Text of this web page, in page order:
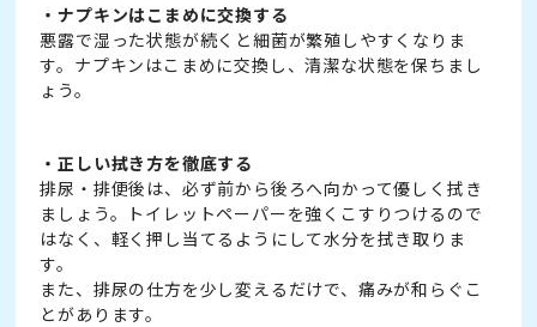
・ナプキンはこまめに交換する
悪露で湿った状態が続くと細菌が繁殖しやすくなりま
す。ナプキンはこまめに交換し、清潔な状態を保ちまし
ょう。
・正しい拭き方を徹底する
排尿・排便後は、必ず前から後ろへ向かって優しく拭き
ましょう。トイレットペーパーを強くこすりつけるので
はなく、軽く押し当てるようにして水分を拭き取りま
す。
また、排尿の仕方を少し変えるだけで、痛みが和らぐこ
とがあります。